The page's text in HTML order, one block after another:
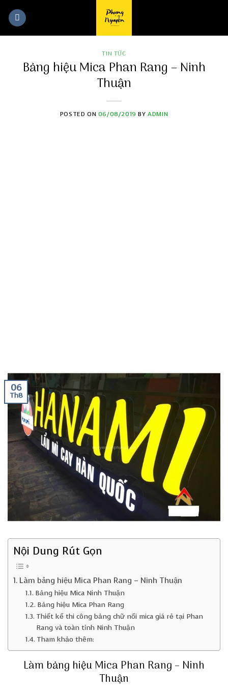
Skip
content
TIN TỨC
Bảng hiệu Mica Phan Rang – Ninh
Thuận
POSTED ON 06/08/2019 BYADMIN
06
Th8
Nội Dung Rút Gọn
Làm bảng hiệu Mica Phan Rang – Ninh Thuận
Bảng hiệu Mica Ninh Thuận
Bảng hiệu Mica Phan Rang
Thiết kế thi công bảng chữ nổi mica giá rẻ tại Phan
Rang và toàn tỉnh Ninh Thuận
Tham khảo thêm:
Làm bảng hiệu Mica Phan Rang – Ninh
Thuận